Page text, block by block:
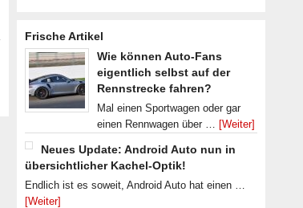
Frische Artikel
Wie können Auto-Fans
eigentlich selbst auf der
Rennstrecke fahren?
Mal einen Sportwagen oder gar
einen Rennwagen über … [Weiter]
Neues Update: Android Auto nun in
übersichtlicher Kachel-Optik!
Endlich ist es soweit, Android Auto hat einen …
[Weiter]